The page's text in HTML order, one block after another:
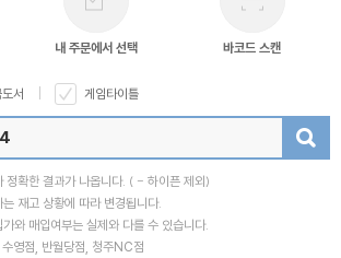
내 주문에서 선택 바코드 스캔
서 게임타이틀
확한 결과가 나옵니다. ( - 하이픈 제외)
재고 상황에 따라 변경됩니다.
와 매입여부는 실제와 다를 수 있습니다.
영점, 반월당점, 청주NC점